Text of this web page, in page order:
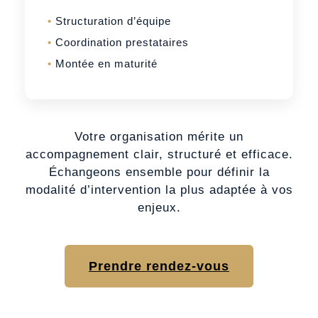
Structuration d’équipe
Coordination prestataires
Montée en maturité
Votre organisation mérite un
accompagnement clair, structuré et efficace.
Échangeons ensemble pour définir la
modalité d’intervention la plus adaptée à vos
enjeux.
Prendre rendez-vous